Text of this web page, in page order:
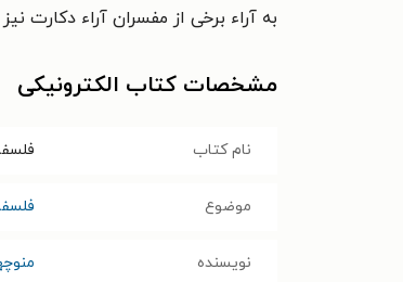
به آراء برخی از مفسران آراء دکارت
مشخصات کتاب الکترونیکی
نام کتاب
موضوع
نویسنده